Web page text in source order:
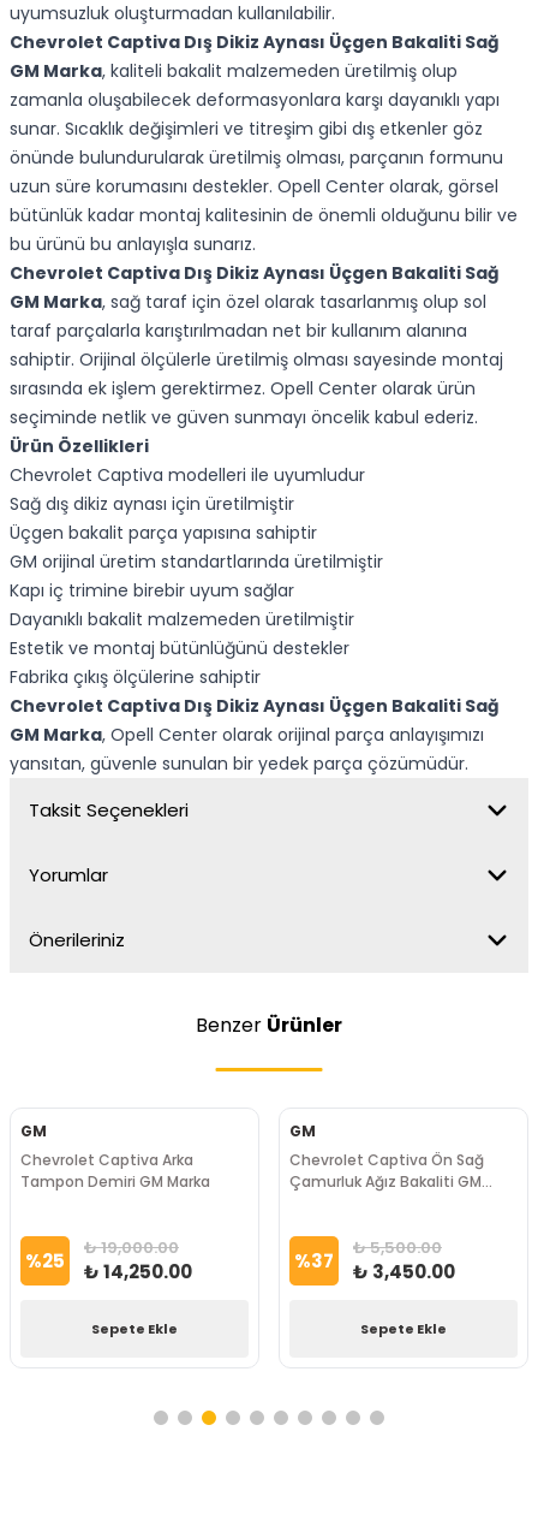
uyumsuzluk oluşturmadan kullanılabilir.
Chevrolet Captiva Dış Dikiz Aynası Üçgen Bakaliti Sağ
GM Marka, kaliteli bakalit malzemeden üretilmiş olup
zamanla oluşabilecek deformasyonlara karşı dayanıklı yapı
sunar. Sıcaklık değişimleri ve titreşim gibi dış etkenler göz
önünde bulundurularak üretilmiş olması, parçanın formunu
uzun süre korumasını destekler. Opell Center olarak, görsel
bütünlük kadar montaj kalitesinin de önemli olduğunu bilir ve
bu ürünü bu anlayışla sunarız.
Chevrolet Captiva Dış Dikiz Aynası Üçgen Bakaliti Sağ
GM Marka, sağ taraf için özel olarak tasarlanmış olup sol
taraf parçalarla karıştırılmadan net bir kullanım alanına
sahiptir. Orijinal ölçülerle üretilmiş olması sayesinde montaj
sırasında ek işlem gerektirmez. Opell Center olarak ürün
seçiminde netlik ve güven sunmayı öncelik kabul ederiz.
Ürün Özellikleri
Chevrolet Captiva modelleri ile uyumludur
Sağ dış dikiz aynası için üretilmiştir
Üçgen bakalit parça yapısına sahiptir
GM orijinal üretim standartlarında üretilmiştir
Kapı iç trimine birebir uyum sağlar
Dayanıklı bakalit malzemeden üretilmiştir
Estetik ve montaj bütünlüğünü destekler
Fabrika çıkış ölçülerine sahiptir
Chevrolet Captiva Dış Dikiz Aynası Üçgen Bakaliti Sağ
GM Marka, Opell Center olarak orijinal parça anlayışımızı
yansıtan, güvenle sunulan bir yedek parça çözümüdür.
Taksit Seçenekleri
Yorumlar
Önerileriniz
Benzer Ürünler
GM
Chevrolet Captiva Arka
Tampon Demiri GM Marka
%25 ₺ 19,000.00
₺ 14,250.00
Sepete Ekle
GM
Chevrolet Captiva Ön Sağ
Çamurluk Ağız Bakaliti GM
%37 ₺ 5,500.00
₺ 3,450.00
Sepete Ekle